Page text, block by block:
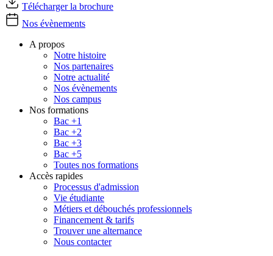
Télécharger la brochure
Nos évènements
A propos
Notre histoire
Nos partenaires
Notre actualité
Nos évènements
Nos campus
Nos formations
Bac +1
Bac +2
Bac +3
Bac +5
Toutes nos formations
Accès rapides
Processus d'admission
Vie étudiante
Métiers et débouchés professionnels
Financement & tarifs
Trouver une alternance
Nous contacter